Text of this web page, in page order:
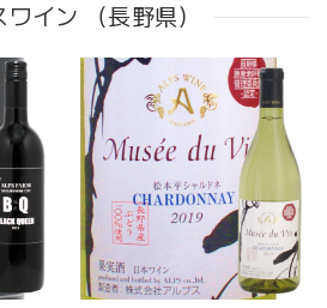
イン （長野県）